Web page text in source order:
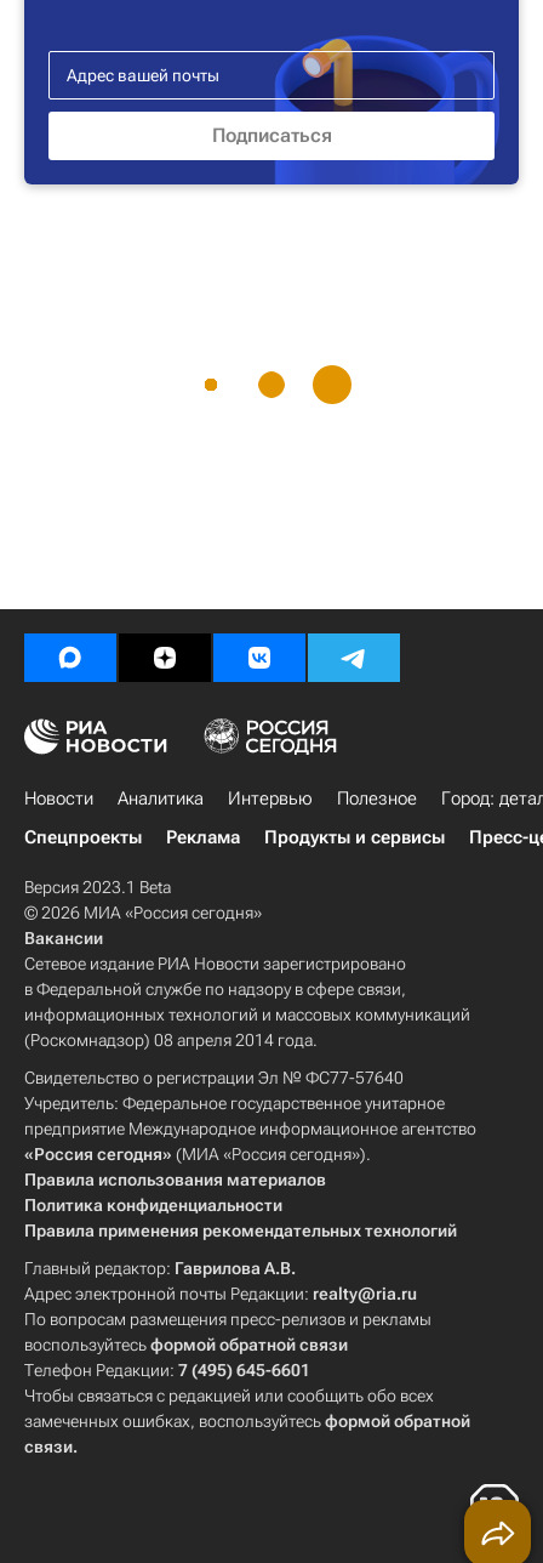
Новости Аналитика Интервью Полезное
Город:
Спецпроекты
Реклама Продукты и сервисы Пресс-
Версия 2023.1 Beta
© 2026 МИА «Россия сегодня»
Вакансии
Сетевое издание РИА Новости зарегистрировано
в Федеральной службе по надзору в сфере связи,
информационных технологий и массовых коммуникаций
(Роскомнадзор) 08 апреля 2014 года.
Свидетельство о регистрации Эл № ФС77-57640
Учредитель: Федеральное государственное унитарное
предприятие Международное информационное агентство
«Россия сегодня» (МИА «Россия сегодня»).
Правила использования материалов
Политика конфиденциальности
Правила применения рекомендательных технологий
Главный редактор: Гаврилова А.В.
Адрес электронной почты Редакции: realty@ria.ru
По вопросам размещения пресс-релизов и рекламы
воспользуйтесьформой обратной связи
Телефон Редакции: 7 (495) 645-6601
Чтобы связаться с редакцией или сообщить обо всех
замеченных ошибках, воспользуйтесьформой обратной
связи.